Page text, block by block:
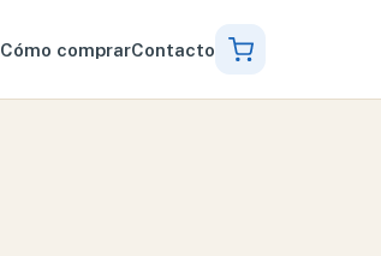
Cómo comprarContacto